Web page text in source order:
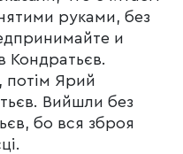
руками, без
и
Кондратьєв.
потім Ярий
Вийшли без
бо вся зброя